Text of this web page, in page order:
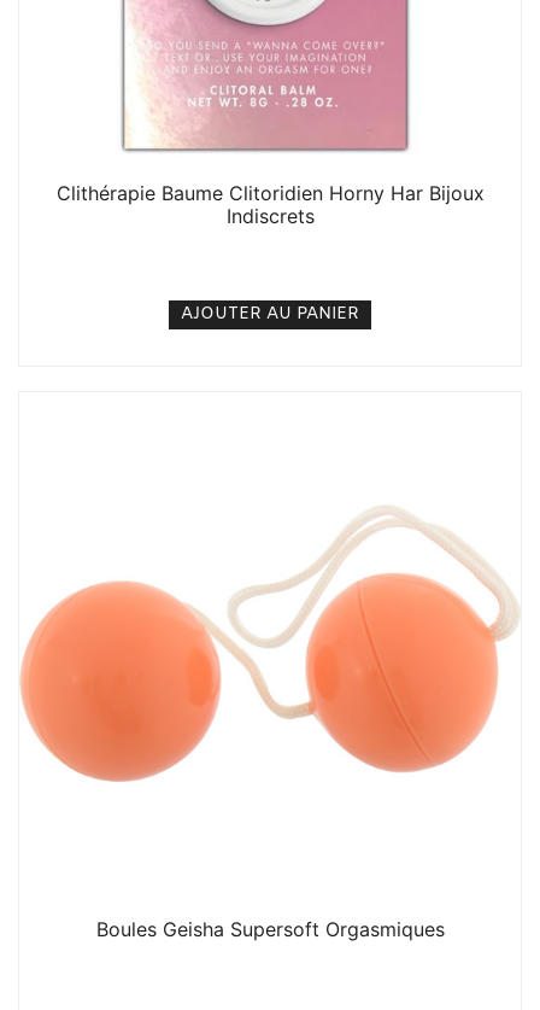
Clithérapie Baume Clitoridien Horny Har Bijoux
Indiscrets
AJOUTER AU PANIER
Boules Geisha Supersoft Orgasmiques